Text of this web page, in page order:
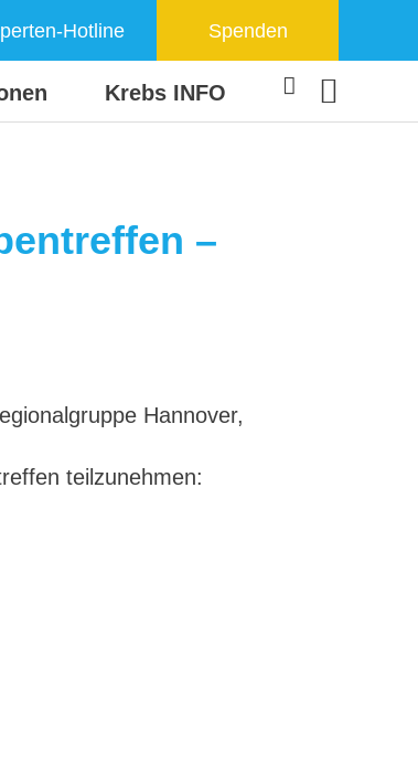
Hotline Spenden
Krebs INFO
–
Hannover,
teilzunehmen: